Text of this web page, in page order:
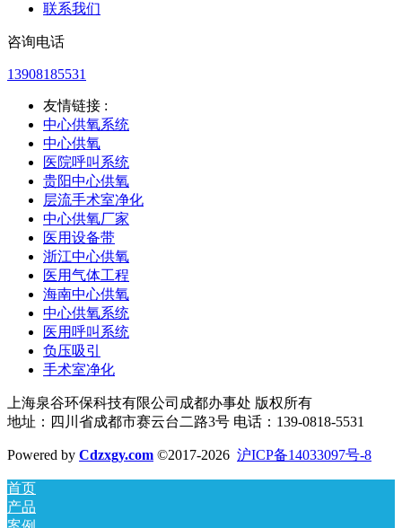
联系我们
咨询电话
13908185531
友情链接 :
中心供氧系统
中心供氧
医院呼叫系统
贵阳中心供氧
层流手术室净化
中心供氧厂家
医用设备带
浙江中心供氧
医用气体工程
海南中心供氧
中心供氧系统
医用呼叫系统
负压吸引
手术室净化
上海泉谷环保科技有限公司成都办事处 版权所有
地址：四川省成都市赛云台二路3号 电话：139-0818-5531
Powered by Cdzxgy.com ©2017-2026 沪ICP备14033097号-8
首页
产品